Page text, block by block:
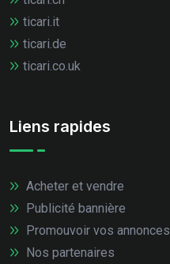
ticari.it
ticari.de
ticari.co.uk
Liens rapides
Acheter et vendre
Publicité bannière
Promouvoir vos annonces
Nos partenaires